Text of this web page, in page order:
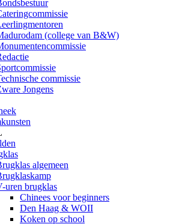
(college van B&W)
commissie
Jongens
algemeen
uren brugklas
Chinees voor beginners
Den Haag & WOII
Koken op school